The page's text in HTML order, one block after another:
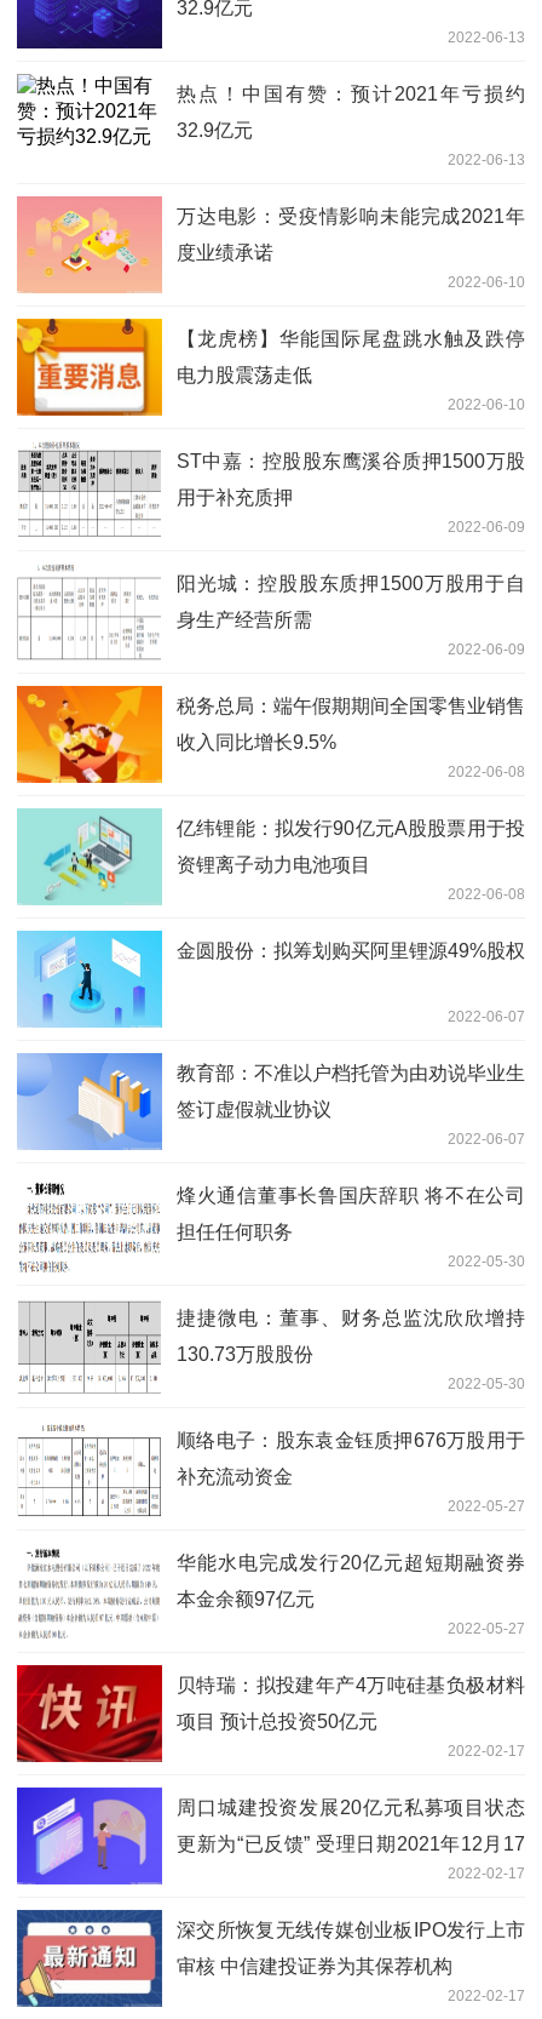
32.9亿元
2022-06-13
热点！中国有赞：预计2021年亏损约
32.9亿元
2022-06-13
万达电影：受疫情影响未能完成2021年
度业绩承诺
2022-06-10
【龙虎榜】华能国际尾盘跳水触及跌停
电力股震荡走低
2022-06-10
ST中嘉：控股股东鹰溪谷质押1500万股
用于补充质押
2022-06-09
阳光城：控股股东质押1500万股用于自
身生产经营所需
2022-06-09
税务总局：端午假期期间全国零售业销售
收入同比增长9.5%
2022-06-08
亿纬锂能：拟发行90亿元A股股票用于投
资锂离子动力电池项目
2022-06-08
金圆股份：拟筹划购买阿里锂源49%股权
2022-06-07
教育部：不准以户档托管为由劝说毕业生
签订虚假就业协议
2022-06-07
烽火通信董事长鲁国庆辞职 将不在公司
担任任何职务
2022-05-30
捷捷微电：董事、财务总监沈欣欣增持
130.73万股股份
2022-05-30
顺络电子：股东袁金钰质押676万股用于
补充流动资金
2022-05-27
华能水电完成发行20亿元超短期融资券
本金余额97亿元
2022-05-27
贝特瑞：拟投建年产4万吨硅基负极材料
项目 预计总投资50亿元
2022-02-17
周口城建投资发展20亿元私募项目状态
更新为“已反馈” 受理日期2021年12月17
2022-02-17
深交所恢复无线传媒创业板IPO发行上市
审核 中信建投证券为其保荐机构
2022-02-17